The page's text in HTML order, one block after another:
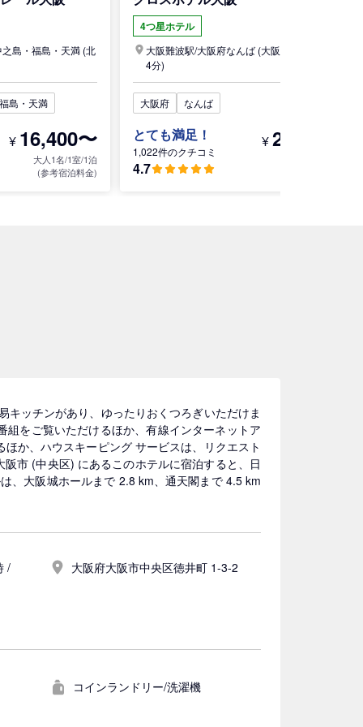
島・福島・天満 (北
島・天満
¥ 16,400〜
大人1名/1室/1泊
(参考宿泊料金)
4つ星ホテル
大阪難波駅/大阪府なんば (大阪難波駅から徒歩
4分)
大阪府 なんば
とても満足！
1,022件のクチコミ
4.7
¥28,200〜
ッチンがあり、ゆったりおくつろぎいただけま
をご覧いただけるほか、有線インターネットア
か、ハウスキーピング サービスは、リクエスト
市 (中央区) にあるこのホテルに宿泊すると、日
、大阪城ホールまで 2.8 km、通天閣まで 4.5 km
/
大阪府大阪市中央区徳井町 1-3-2
コインランドリー/洗濯機